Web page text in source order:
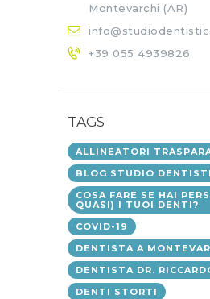
Montevarchi (AR)
+39 055 4939826
TAGS
ALLINEATORI
BLOG STUDIO
COSA FARE SE HAI
QUASI) I TUOI DENTI?
COVID-19
DENTISTA A
DENTISTA DR.
DENTI STORTI